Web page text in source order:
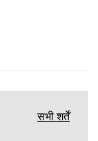
सभी शर्तें